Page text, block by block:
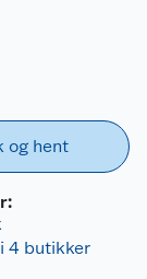
og hent
4 butikker